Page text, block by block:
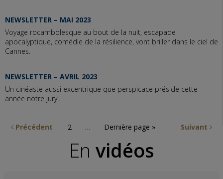
NEWSLETTER – MAI 2023
Voyage rocambolesque au bout de la nuit, escapade
apocalyptique, comédie de la résilience, vont briller dans le ciel de
Cannes.
NEWSLETTER – AVRIL 2023
Un cinéaste aussi excentrique que perspicace préside cette
année notre jury...
Précédent 2 … Suivant
Dernière page »
En vidéos